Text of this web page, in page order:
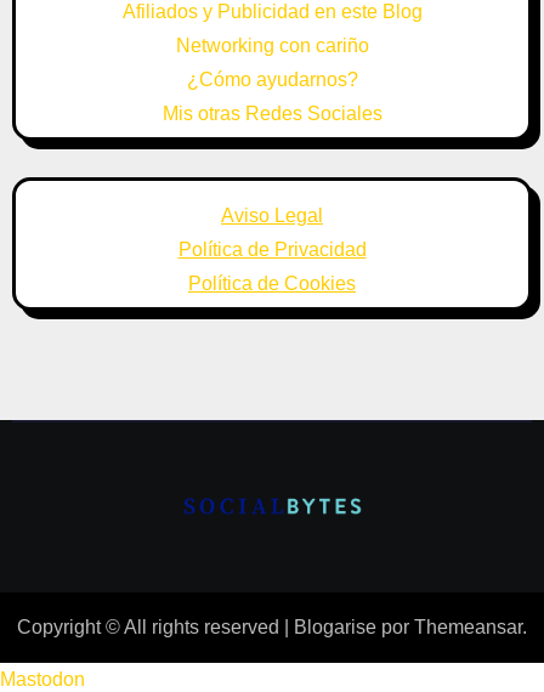
Afiliados y Publicidad en este Blog
Networking con cariño
¿Cómo ayudarnos?
Mis otras Redes Sociales
Aviso Legal
Política de Privacidad
Política de Cookies
Copyright © All rights reserved Blogarise por Themeansar.
Mastodon